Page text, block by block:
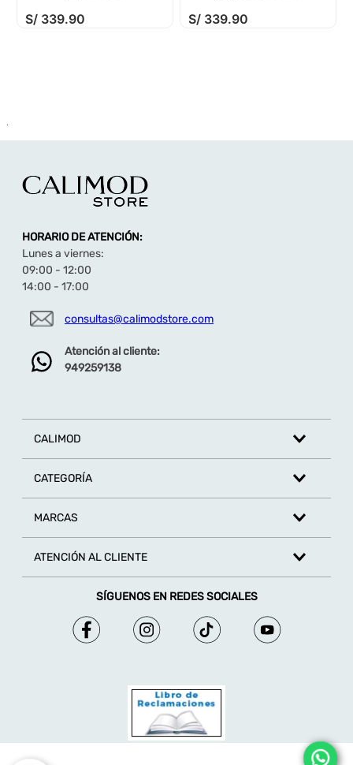
S/ 339.90 S/ 339.90
.
HORARIO DE ATENCIÓN:
Lunes a viernes:
09:00 - 12:00
14:00 - 17:00
consultas@calimodstore.com
Atención al cliente:
949259138
CALIMOD
CATEGORÍA
MARCAS
ATENCIÓN AL CLIENTE
SÍGUENOS EN REDES SOCIALES